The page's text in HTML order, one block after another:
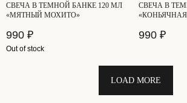
СВЕЧА В ТЕМНОЙ БАНКЕ 120 МЛ
«МЯТНЫЙ МОХИТО»
990 ₽
Out of stock
СВЕЧА В
990 ₽
LOAD MORE